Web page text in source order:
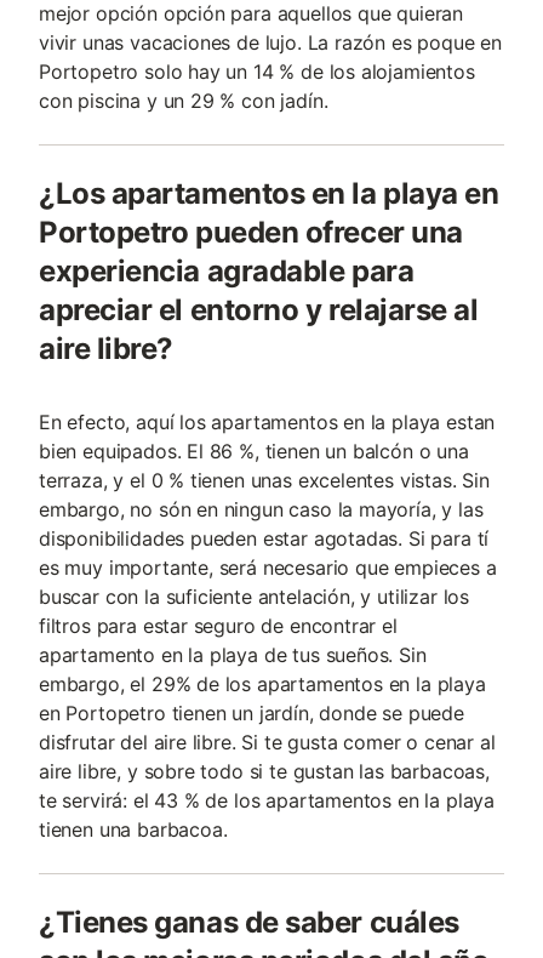
mejor opción opción para aquellos que quieran
vivir unas vacaciones de lujo. La razón es poque en
Portopetro solo hay un 14 % de los alojamientos
con piscina y un 29 % con jadín.
¿Los apartamentos en la playa en
Portopetro pueden ofrecer una
experiencia agradable para
apreciar el entorno y relajarse al
aire libre?
En efecto, aquí los apartamentos en la playa estan
bien equipados. El 86 %, tienen un balcón o una
terraza, y el 0 % tienen unas excelentes vistas. Sin
embargo, no són en ningun caso la mayoría, y las
disponibilidades pueden estar agotadas. Si para tí
es muy importante, será necesario que empieces a
buscar con la suficiente antelación, y utilizar los
filtros para estar seguro de encontrar el
apartamento en la playa de tus sueños. Sin
embargo, el 29% de los apartamentos en la playa
en Portopetro tienen un jardín, donde se puede
disfrutar del aire libre. Si te gusta comer o cenar al
aire libre, y sobre todo si te gustan las barbacoas,
te servirá: el 43 % de los apartamentos en la playa
tienen una barbacoa.
¿Tienes ganas de saber cuáles